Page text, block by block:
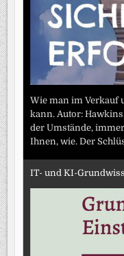
Wie man im Verkauf
kann. Autor:
der Umstände,
Ihnen, wie. Der
IT- und KI-